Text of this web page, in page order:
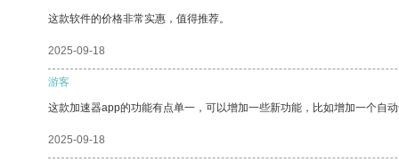
这款软件的价格非常实惠，值得推荐。
2025-09-18
游客
这款加速器app的功能有点单一，可以增加一些新功能，比如增加一个自
2025-09-18